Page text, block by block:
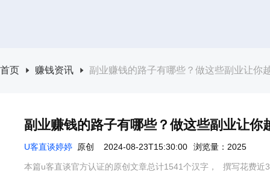
首页 赚钱资讯 副业赚钱的路子有哪些？做这些副业让你
副业赚钱的路子有哪些？做这些副业让你
U客直谈婷婷 原创 2024-08-23T15:30:00 浏览量：2025
本篇u客直谈官方认证的原创文章总计1541个汉字， 撰写花费近